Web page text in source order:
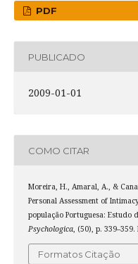
PDF
PUBLICADO
2009-01-01
COMO CITAR
Moreira, H., Amaral, A., &
Personal Assessment of
população Portuguesa: Estudo
Psychologica, (50), p.
Formatos Citação